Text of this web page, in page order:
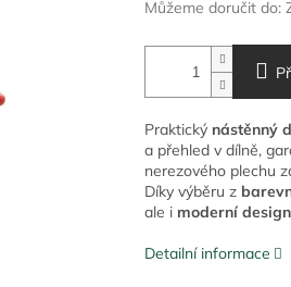
Můžeme doručit do:
Praktický nástěnný
a přehled v dílně,
nerezového plechu
Díky výběru z
ale i moderní
Detailní informace